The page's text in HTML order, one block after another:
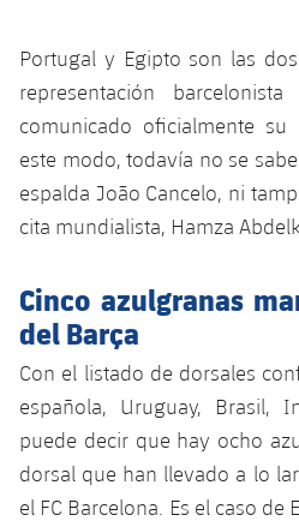
Resultados
Clasificaciones
Jugadores
Historia
Palmarés
Resultados
Jugadores
Clasificaciones
Barça C
Juvenil
PLUSICON
MÁS
Información general
plusicon
más
Atletismo
plusicon
más
Masculino
Femenino
Agenda
Baloncesto en silla de
plusicon
más
Actualidad
Jugadores
Calendario
Hockey sobre hielo
plusicon
más
Actualidad
Jugadores
Hockey hierba
plusicon
más
Noticias
Patinaje artístico
plusicon
más
Portugal y Egipto son las
representación
comunicado oficialmente
este modo, todavía no se
espalda João Cancelo, ni
cita mundialista, Hamza
Cinco azulgranas
del Barça
Con el listado de dorsales
española, Uruguay, Brasil,
puede decir que hay ocho
dorsal que han llevado a lo
el FC Barcelona. Es el caso de